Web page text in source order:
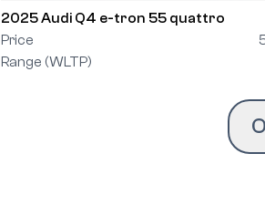
2025 Audi Q4 e-tron 55 quattro
Price
Range (WLTP)